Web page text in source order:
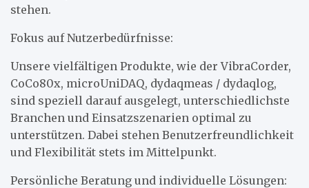
stehen.
Fokus auf Nutzerbedürfnisse:
Unsere vielfältigen Produkte, wie der VibraCorder,
CoCo80x, microUniDAQ, dydaqmeas / dydaqlog,
sind speziell darauf ausgelegt, unterschiedlichste
Branchen und Einsatzszenarien optimal zu
unterstützen. Dabei stehen Benutzerfreundlichkeit
und Flexibilität stets im Mittelpunkt.
Persönliche Beratung und individuelle Lösungen: